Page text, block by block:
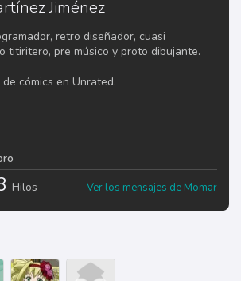
Jiménez
retro diseñador, cuasi
titiritero, pre músico y proto dibujante.
cómics en Unrated.
Hilos Ver los mensajes de Momar